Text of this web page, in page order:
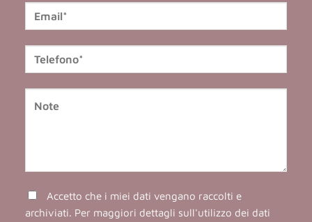
Accetto che i miei dati vengano raccolti e
archiviati. Per maggiori dettagli sull'utilizzo dei dati